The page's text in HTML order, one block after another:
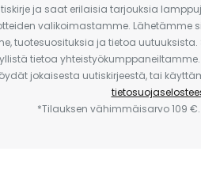
ja saat erilaisia tarjouksia
valikoimastamme. Lähetämme
tuotesuosituksia ja tietoa
tietoa
jokaisesta uutiskirjeestä, tai
*Tilauksen vähimmäisarvo 109 €.